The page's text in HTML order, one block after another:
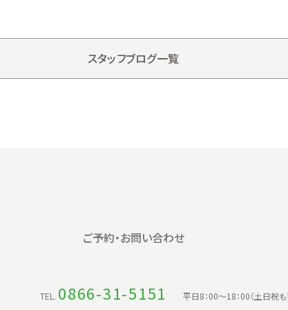
スタッフブログ一覧
ご予約・お問い合わせ
TEL. 0866-31-5151 平日8：00〜18：00（土日祝も